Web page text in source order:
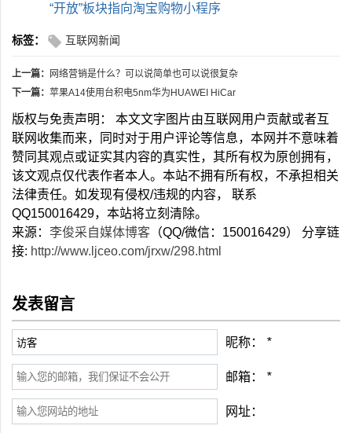
“开放”板块指向淘宝购物小程序
标签： 互联网新闻
上一篇：
网络营销是什么？可以说简单也可以说很复杂
下一篇： 苹果A14使用台积电5nm华为HUAWEI HiCar
版权与免责声明： 本文文字图片由互联网用户贡献或者互
联网收集而来，同时对于用户评论等信息，本网并不意味着
赞同其观点或证实其内容的真实性，其所有权为原创拥有，
该文观点仅代表作者本人。本站不拥有所有权，不承担相关
法律责任。如发现有侵权/违规的内容， 联系
QQ150016429，本站将立刻清除。
来源： 李俊采自媒体博客 （QQ/微信：150016429） 分享链
接: http://www.ljceo.com/jrxw/298.html
发表留言
昵称： *
邮箱： *
网址：